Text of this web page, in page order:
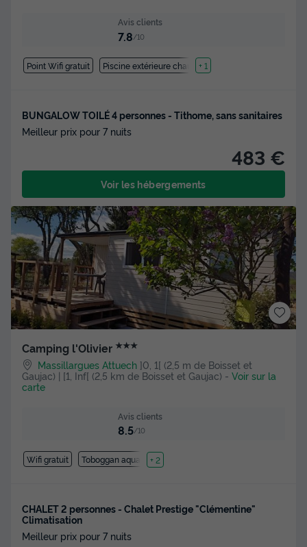
Avis clients
7.8/10
Point Wifi gratuit Piscine extérieure chauffée
+ 1
BUNGALOW TOILÉ 4 personnes - Tithome, sans sanitaires
Meilleur prix pour 7 nuits
483 €
Voir les hébergements
Camping l'Olivier ★★★
Massillargues Attuech ]0, 1[ (2,5 m de Boisset et
Gaujac) | [1, Inf[ (2,5 km de Boisset et Gaujac) - Voir sur la
carte
Avis clients
8.5/10
Wifi gratuit Toboggan aquatique
+ 2
CHALET 2 personnes - Chalet Prestige "Clémentine"
Climatisation
Meilleur prix pour 7 nuits